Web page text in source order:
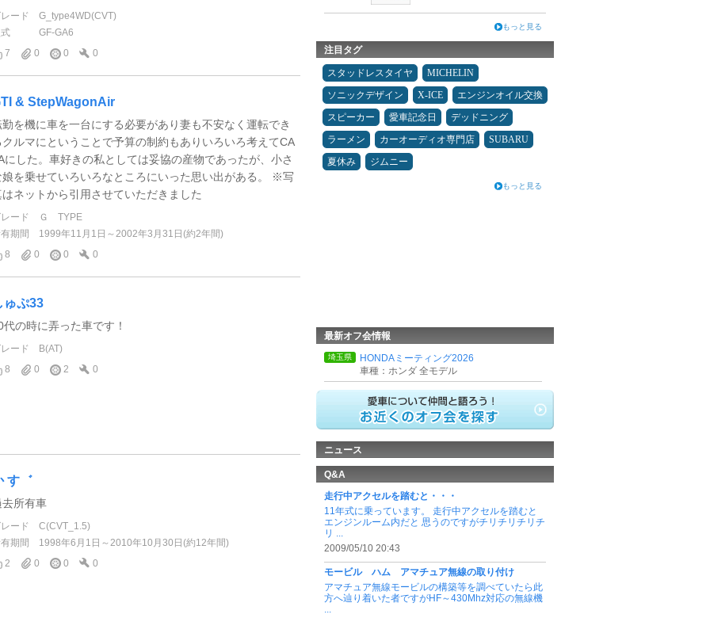
ード
G_type4WD(CVT)
GF-GA6
7
0 0 0
& StepWagonAir
勤を機に車を一台にする必要があり妻も不安なく運転でき
クルマにということで予算の制約もありいろいろ考えてCA
にした。車好きの私としては妥協の産物であったが、小さ
娘を乗せていろいろなところにいった思い出がある。 ※写
はネットから引用させていただきました
ード
Ｇ TYPE
期間
1999年11月1日～2002年3月31日(約2年間)
8
0 0 0
ゅぷ33
代の時に弄った車です！
ード
B(AT)
8
0 2 0
す゛
去所有車
ード
C(CVT_1.5)
期間
1998年6月1日～2010年10月30日(約12年間)
2
0 0 0
もっと見る
注目タグ
スタッドレスタイヤ
MICHELIN
ソニックデザイン
X-ICE
エンジンオイル交換
スピーカー
愛車記念日
デッドニング
ラーメン
カーオーディオ専門店
SUBARU
夏休み
ジムニー
もっと見る
最新オフ会情報
埼玉県
HONDAミーティング2026
車種：ホンダ 全モデル
ニュース
Q&A
走行中アクセルを踏むと・・・
11年式に乗っています。 走行中アクセルを踏むと
エンジンルーム内だと 思うのですがチリチリチリチ
リ ...
2009/05/10 20:43
モービル ハム アマチュア無線の取り付け
アマチュア無線モービルの構築等を調べていたら此
方へ辿り着いた者ですがHF～430Mhz対応の無線機
...